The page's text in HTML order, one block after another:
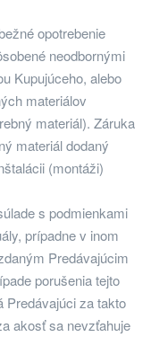
opotrebenie
neodbornými
Kupujúceho, alebo
materiálov
materiál). Záruka
materiál dodaný
(montáži)
s podmienkami
prípadne v inom
Predávajúcim
porušenia tejto
Predávajúci za takto
akosť sa nevzťahuje